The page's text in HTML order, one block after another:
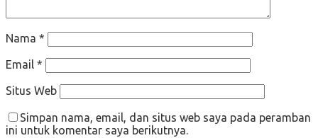
Nama *
Email *
Situs Web
Simpan nama, email, dan situs web saya pada peramban
ini untuk komentar saya berikutnya.